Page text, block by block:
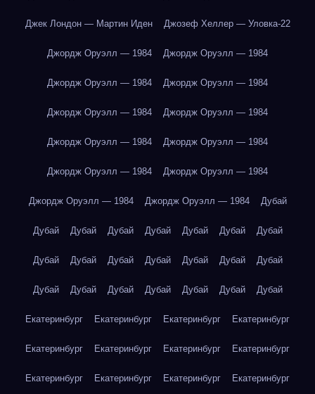
Джек Лондон — Мартин Иден Джозеф Хеллер — Уловка-22
Джордж Оруэлл — 1984 Джордж Оруэлл — 1984
Джордж Оруэлл — 1984 Джордж Оруэлл — 1984
Джордж Оруэлл — 1984 Джордж Оруэлл — 1984
Джордж Оруэлл — 1984 Джордж Оруэлл — 1984
Джордж Оруэлл — 1984 Джордж Оруэлл — 1984
Джордж Оруэлл — 1984 Джордж Оруэлл — 1984 Дубай
Дубай Дубай Дубай Дубай Дубай Дубай Дубай
Дубай Дубай Дубай Дубай Дубай Дубай Дубай
Дубай Дубай Дубай Дубай Дубай Дубай Дубай
Екатеринбург Екатеринбург Екатеринбург Екатеринбург
Екатеринбург Екатеринбург Екатеринбург Екатеринбург
Екатеринбург Екатеринбург Екатеринбург Екатеринбург